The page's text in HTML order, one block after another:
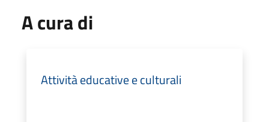
A cura di
Attività educative e culturali